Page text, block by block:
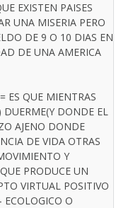
EXISTEN PAISES
UNA MISERIA PERO
DE 9 O 10 DIAS EN
DE UNA AMERICA
ES QUE MIENTRAS
DONDE EL
AJENO DONDE
DE VIDA OTRAS
Y
PRODUCE UN
VIRTUAL POSITIVO
ECOLOGICO O